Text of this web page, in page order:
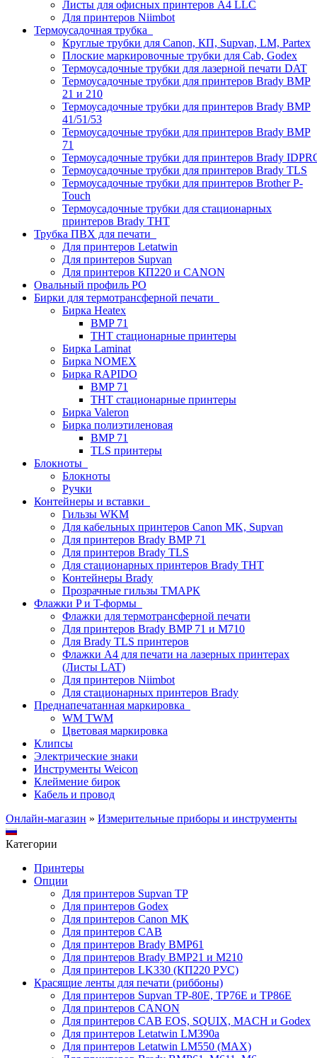
Листы для офисных принтеров А4 LLC
Для принтеров Niimbot
Термоусадочная трубка
Круглые трубки для Canon, КП, Supvan, LM, Partex
Плоские маркировочные трубки для Cab, Godex
Термоусадочные трубки для лазерной печати DAT
Термоусадочные трубки для принтеров Brady BMP
21 и 210
Термоусадочные трубки для принтеров Brady BMP
41/51/53
Термоусадочные трубки для принтеров Brady BMP
71
Термоусадочные трубки для принтеров Brady
Термоусадочные трубки для принтеров Brady TLS
Термоусадочные трубки для принтеров Brother P-
Touch
Термоусадочные трубки для стационарных
принтеров Brady THT
Трубка ПВХ для печати
Для принтеров Letatwin
Для принтеров Supvan
Для принтеров КП220 и CANON
Овальный профиль PO
Бирки для термотрансферной печати
Бирка Heatex
BMP 71
THT стационарные принтеры
Бирка Laminat
Бирка NOMEX
Бирка RAPIDO
BMP 71
THT стационарные принтеры
Бирка Valeron
Бирка полиэтиленовая
BMP 71
TLS принтеры
Блокноты
Блокноты
Ручки
Контейнеры и вставки
Гильзы WKM
Для кабельных принтеров Canon MK, Supvan
Для принтеров Brady BMP 71
Для принтеров Brady TLS
Для стационарных принтеров Brady THT
Контейнеры Brady
Прозрачные гильзы ТМАРК
Флажки P и T-формы
Флажки для термотрансферной печати
Для принтеров Brady BMP 71 и M710
Для Brady TLS принтеров
Флажки A4 для печати на лазерных принтерах
(Листы LAT)
Для принтеров Niimbot
Для стационарных принтеров Brady
Преднапечатанная маркировка
WM TWM
Цветовая маркировка
Клипсы
Электрические знаки
Инструменты Weicon
Клеймение бирок
Кабель и провод
Онлайн-магазин » Измерительные приборы и инструменты
Категории
Принтеры
Опции
Для принтеров Supvan TP
Для принтеров Godex
Для принтеров Canon MK
Для принтеров CAB
Для принтеров Brady BMP61
Для принтеров Brady BMP21 и M210
Для принтеров LK330 (КП220 РУС)
Красящие ленты для печати (риббоны)
Для принтеров Supvan TP-80E, TP76E и TP86E
Для принтеров CANON
Для принтеров CAB EOS, SQUIX, MACH и Godex
Для принтеров Letatwin LM390a
Для принтеров Letatwin LM550 (MAX)